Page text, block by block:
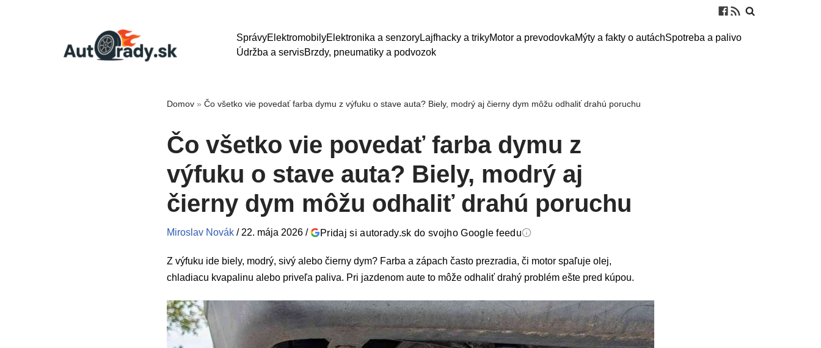
SprávyElektromobilyElektronika a senzoryLajfhacky a trikyMotor a prevodovkaMýty a fakty o autáchSpotreba a palivo
Údržba a servisBrzdy, pneumatiky a podvozok
Domov » Čo všetko vie povedať farba dymu z výfuku o stave auta? Biely, modrý aj čierny dym môžu odhaliť drahú poruchu
Čo všetko vie povedať farba dymu z
výfuku o stave auta? Biely, modrý aj
čierny dym môžu odhaliť drahú poruchu
Miroslav Novák / 22. mája 2026 / Pridaj si autorady.sk do svojho Google feedu
Z výfuku ide biely, modrý, sivý alebo čierny dym? Farba a zápach často prezradia, či motor spaľuje olej,
chladiacu kvapalinu alebo priveľa paliva. Pri jazdenom aute to môže odhaliť drahý problém ešte pred kúpou.